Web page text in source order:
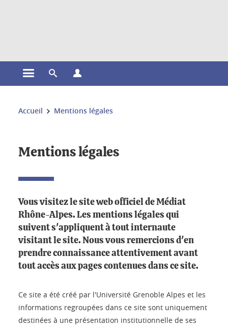
Ouvrir le menu principal
Ouvrir le moteur de recherche
Vous êtes ici :
Accueil Mentions légales
Mentions légales
Vous visitez le site web officiel de Médiat
Rhône-Alpes. Les mentions légales qui
suivent s'appliquent à tout internaute
visitant le site. Nous vous remercions d'en
prendre connaissance attentivement avant
tout accès aux pages contenues dans ce site.
Ce site a été créé par l'Université Grenoble Alpes et les
informations regroupées dans ce site sont uniquement
destinées à une présentation institutionnelle de ses